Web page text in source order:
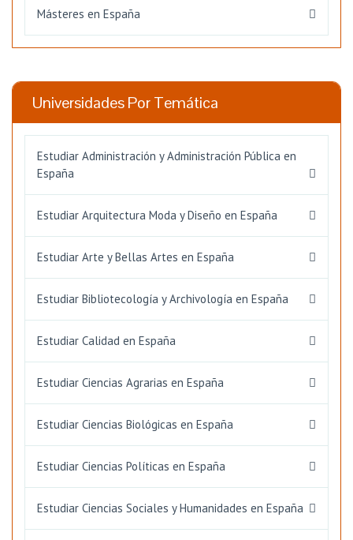
Másteres en España
Universidades Por Temática
Estudiar Administración y Administración Pública en
España
Estudiar Arquitectura Moda y Diseño en España
Estudiar Arte y Bellas Artes en España
Estudiar Bibliotecología y Archivología en España
Estudiar Calidad en España
Estudiar Ciencias Agrarias en España
Estudiar Ciencias Biológicas en España
Estudiar Ciencias Políticas en España
Estudiar Ciencias Sociales y Humanidades en España